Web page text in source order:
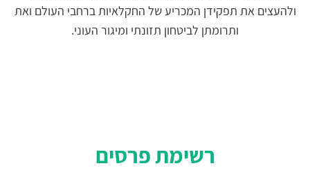
ולהעצים את תפקידן המכריע של החקלאיות ברחבי העולם ואת
ותרומתן לביטחון תזונתי ומיגור העוני.
רשימת פרסים